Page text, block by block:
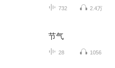
732 2.4万
节气
28 1056